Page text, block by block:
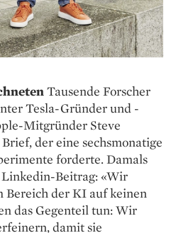
Tausende Forscher
Tesla-Gründer und -
Mitgründer Steve
der eine sechsmonatige
forderte. Damals
Beitrag: «Wir
Bereich der KI auf keinen
das Gegenteil tun: Wir
damit sie